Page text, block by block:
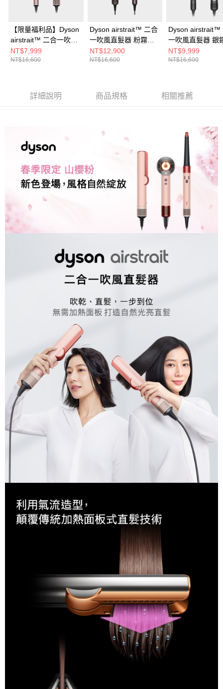
【限量福利品】Dyson
airstrait™ 二合一吹風
直髮器 珊瑚莓禮盒版
NT$7,999
NT$16,600
Dyson airstrait™ 二合
一吹風直髮器 粉霧玫
瑰
NT$12,900
NT$16,600
Dyson airstrait™
一吹風直髮器 銀
NT$9,999
NT$16,600
詳細說明 商品規格 相關推薦